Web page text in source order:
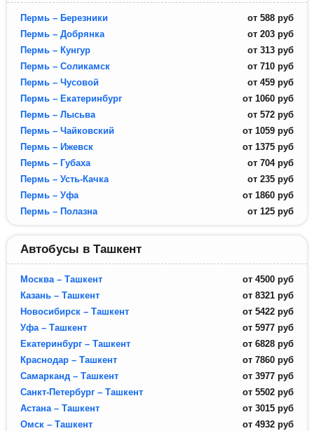
Пермь – Березники от 588 руб
Пермь – Добрянка
от 203 руб
Пермь – Кунгур
от 313 руб
Пермь – Соликамск
от 710 руб
Пермь – Чусовой
от 459 руб
Пермь – Екатеринбург
от 1060 руб
Пермь – Лысьва
от 572 руб
Пермь – Чайковский
от 1059 руб
Пермь – Ижевск
от 1375 руб
Пермь – Губаха
от 704 руб
Пермь – Усть-Качка
от 235 руб
Пермь – Уфа
от 1860 руб
Пермь – Полазна
от 125 руб
Автобусы в Ташкент
Москва – Ташкент от 4500 руб
Казань – Ташкент
от 8321 руб
Новосибирск – Ташкент
от 5422 руб
Уфа – Ташкент
от 5977 руб
Екатеринбург – Ташкент
от 6828 руб
Краснодар – Ташкент
от 7860 руб
Самарканд – Ташкент
от 3977 руб
Санкт-Петербург – Ташкент
от 5502 руб
Астана – Ташкент
от 3015 руб
Омск – Ташкент
от 4932 руб